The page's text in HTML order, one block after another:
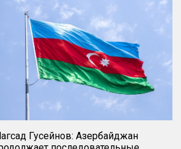
Гусейнов: Азербайджан